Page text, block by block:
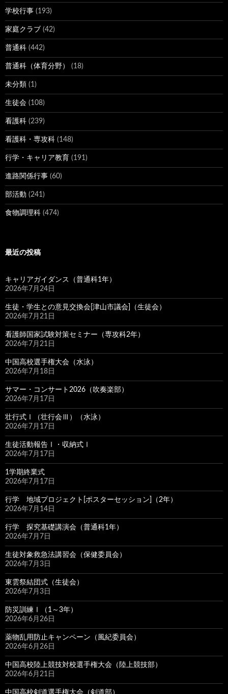
学校行事 (193)
家庭クラブ (42)
普通科 (442)
普通科（体育分野） (18)
未分類 (1)
生徒会 (108)
看護科 (239)
看護科・専攻科 (148)
行学・キャリア教育 (191)
進路関係行事 (60)
部活動 (241)
食物調理科 (474)
最近の投稿
キャリアガイダンス（普通科1年）
2026年7月24日
生徒・学生との意見交換会[津山市議会]（生徒会）
2026年7月21日
看護師国家試験対策セミナー（専攻科2年）
2026年7月21日
中国高校選手権大会（水泳）
2026年7月18日
サマー・コンサート2026（吹奏楽部）
2026年7月17日
壮行式Ⅰ（壮行会Ⅲ）（水泳）
2026年7月17日
生徒活動報告Ⅰ・収納式Ⅰ
2026年7月17日
1学期終業式
2026年7月17日
行学 地域プロジェクト[ポスターセッション]（2年）
2026年7月14日
行学 探究基礎講演会（普通科1年）
2026年7月7日
生徒対象救急法講習会（保健委員会）
2026年7月3日
東雲祭結団式（生徒会）
2026年7月3日
防災訓練Ⅰ（1～3年）
2026年6月26日
薬物乱用防止キャンペーン（風紀委員会）
2026年6月26日
中国高校陸上競技対校選手権大会（陸上競技部）
2026年6月21日
中国高校剣道選手権大会（剣道部）